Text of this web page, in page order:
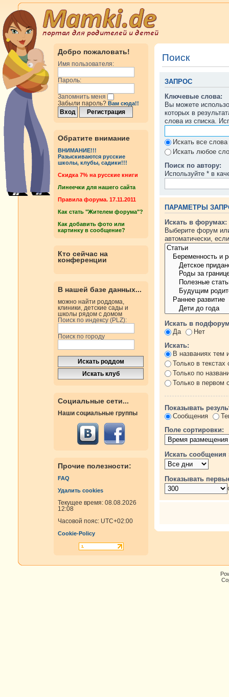
Добро пожаловать!
Имя пользователя:
Пароль:
Запомнить меня
Забыли пароль? Вам сюда!!
Обратите внимание
ВНИМАНИЕ!!!
Разыскиваются русские
школы, клубы, садики!!!
Cкидка 7% на русские книги
Линеечки для нашего сайта
Правила форума. 17.11.2011
Как стать "Жителем форума"?
Как добавить фото или
картинку в сообщение?
Кто сейчас на
конференции
В нашей базе данных...
можно найти роддома,
клиники, детские сады и
школы рядом с домом
Поиск по индексу (PLZ):
Поиск по городу
Социальные сети...
Наши социальные группы
Прочие полезности:
FAQ
Удалить cookies
Текущее время: 08.08.2026
12:08
Часовой пояс: UTC+02:00
Cookie-Policy
Поиск
ЗАПРОС
Ключевые слова:
Вы можете
которых в
слова из списка.
Искать все слова
Искать любое
Поиск по автору:
Используйте * в
ПАРАМЕТРЫ
Искать в форумах:
Выберите форум
автоматически,
Искать в
Да
Нет
Искать:
В названиях тем
Только в
Только по
Только в первом
Показывать
Сообщения
Поле сортировки:
Искать сообщения
Показывать